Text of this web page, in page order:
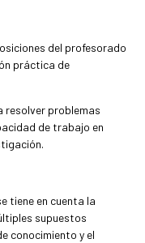
del profesorado
práctica de
resolver problemas
de trabajo en
tiene en cuenta la
supuestos
conocimiento y el